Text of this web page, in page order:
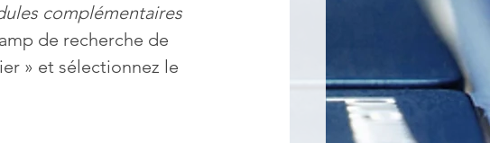
complémentaires
de recherche de
» et sélectionnez le